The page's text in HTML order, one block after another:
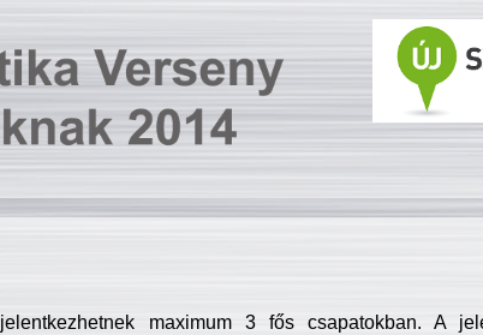
maximum 3 fős csapatokban. A